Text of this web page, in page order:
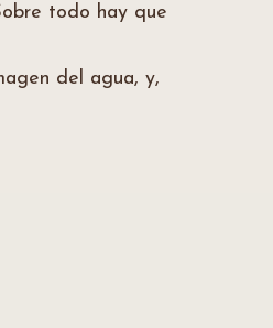
todo hay que
del agua, y,